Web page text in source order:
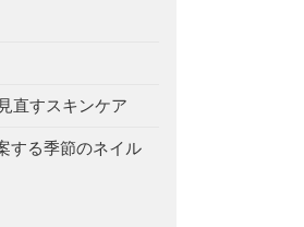
直すスキンケア
する季節のネイル